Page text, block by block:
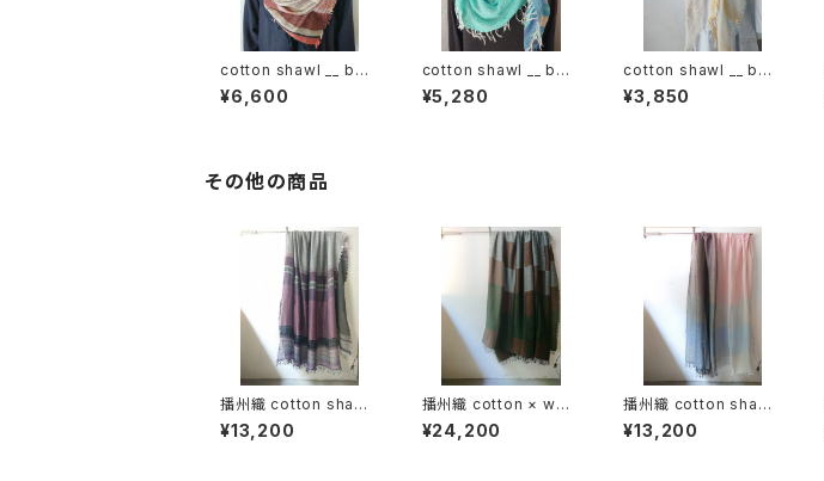
cotton shawl __ bor
der 220
¥6,600
cotton shawl __ bor
der 160 海嶺w
¥5,280
cotton shawl __ bor
der 120 蒲公英w
¥3,850
その他の商品
播州織 cotton shawl
__ border 220-120
紫電GK
¥13,200
播州織 cotton × woo
l __ block 220-120
狭霧GK
¥24,200
播州織 cotton shawl
__ block 220-120 春
霞KW
¥13,200